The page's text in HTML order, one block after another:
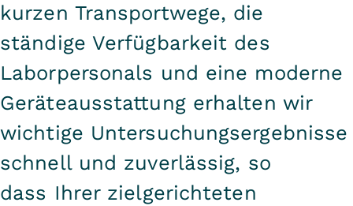
kurzen Transportwege, die
ständige Verfügbarkeit des
Laborpersonals und eine moderne
Geräteausstattung erhalten wir
wichtige Untersuchungsergebnisse
schnell und zuverlässig, so
dass Ihrer zielgerichteten